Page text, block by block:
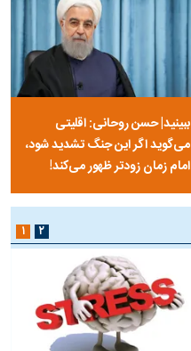
ببینید| حسن روحانی: اقلیتی
می‌گوید اگر این جنگ تشدید شود،
امام زمان زودتر ظهور می‌کند!
۱ ۲